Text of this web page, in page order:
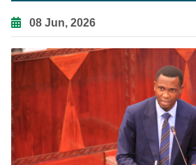
08 Jun, 2026